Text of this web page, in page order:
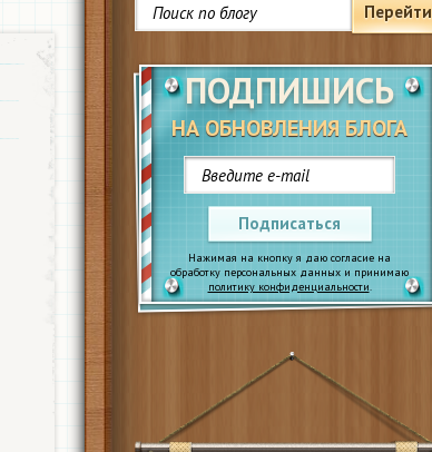
Перейти
ПОДПИШИСЬ
НА ОБНОВЛЕНИЯ БЛОГА
Подписаться
Нажимая на кнопку я даю согласие на
обработку персональных данных и принимаю
политику конфиденциальности.